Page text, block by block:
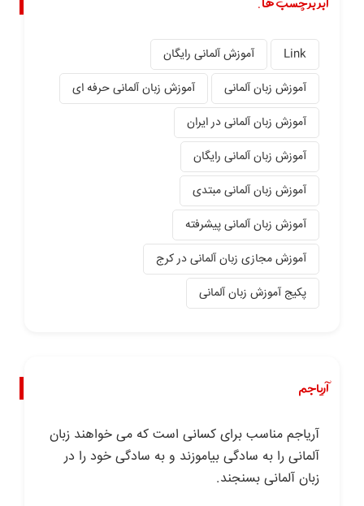
Link
آموزش آلمانی رایگان
آموزش زبان آلمانی
آموزش زبان آلمانی حرفه ای
آموزش زبان آلمانی در ایران
آموزش زبان آلمانی رایگان
آموزش زبان آلمانی مبتدی
آموزش زبان آلمانی پیشرفته
آموزش مجازی زبان آلمانی در کرج
پکیج آموزش زبان آلمانی
آریاجم
آریاجم مناسب برای کسانی است که می خواهند زبان
آلمانی را به سادگی بیاموزند و به سادگی خود را در
زبان آلمانی بسنجند.